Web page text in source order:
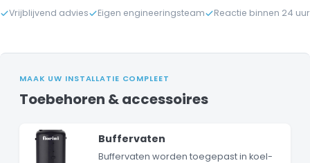
Vrijblijvend advies Eigen engineeringsteam Reactie binnen 24 uur
MAAK UW INSTALLATIE COMPLEET
Toebehoren & accessoires
Buffervaten
Buffervaten worden toegepast in koel-